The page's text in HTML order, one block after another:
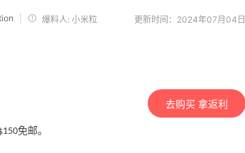
爆料人: 小米粒 更新时间：2024年07月04日
去购买 拿返利
免邮。